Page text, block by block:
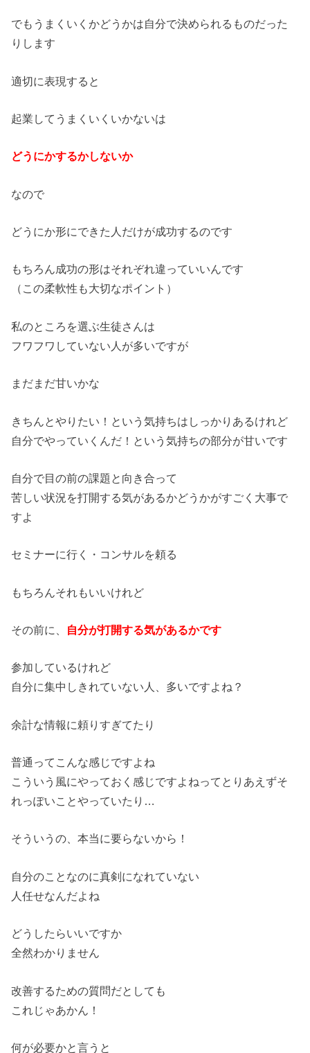
でもうまくいくかどうかは自分で決められるものだった
りします
適切に表現すると
起業してうまくいくいかないは
どうにかするかしないか
なので
どうにか形にできた人だけが成功するのです
もちろん成功の形はそれぞれ違っていいんです
（この柔軟性も大切なポイント）
私のところを選ぶ生徒さんは
フワフワしていない人が多いですが
まだまだ甘いかな
きちんとやりたい！という気持ちはしっかりあるけれど
自分でやっていくんだ！という気持ちの部分が甘いです
自分で目の前の課題と向き合って
苦しい状況を打開する気があるかどうかがすごく大事で
すよ
セミナーに行く・コンサルを頼る
もちろんそれもいいけれど
その前に、 自分が打開する気があるかです
参加しているけれど
自分に集中しきれていない人、多いですよね？
余計な情報に頼りすぎてたり
普通ってこんな感じですよね
こういう風にやっておく感じですよねってとりあえずそ
れっぽいこ とやっていたり…
そういうの、本当に要らないから！
自分のことなのに真剣になれていない
人任せなんだよね
どうしたらいいですか
全然わかりません
改善するための質問だとしても
これじゃあかん！
何が必要かと言うと